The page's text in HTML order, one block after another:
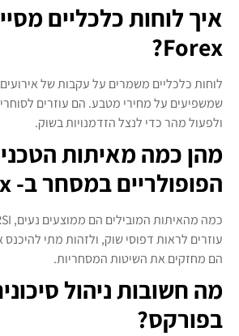
איך לוחות כלכליים
Forex?
לוחות כלכליים משמרים על עקבות של אירועים
שמשפיעים על מחירי מטבע. הם עוזרים
ולפעול מהר כדי לנצל הזדמנויות בשוק.
מהן כמה מאיתות
הפופולריים במסחר ב- Forex?
עוזרים לראות דפוסי שוק, ולזהות מתי
הם מחזקים את השיטות המסחריות.
מה חשובות ניהול
בפורקס?